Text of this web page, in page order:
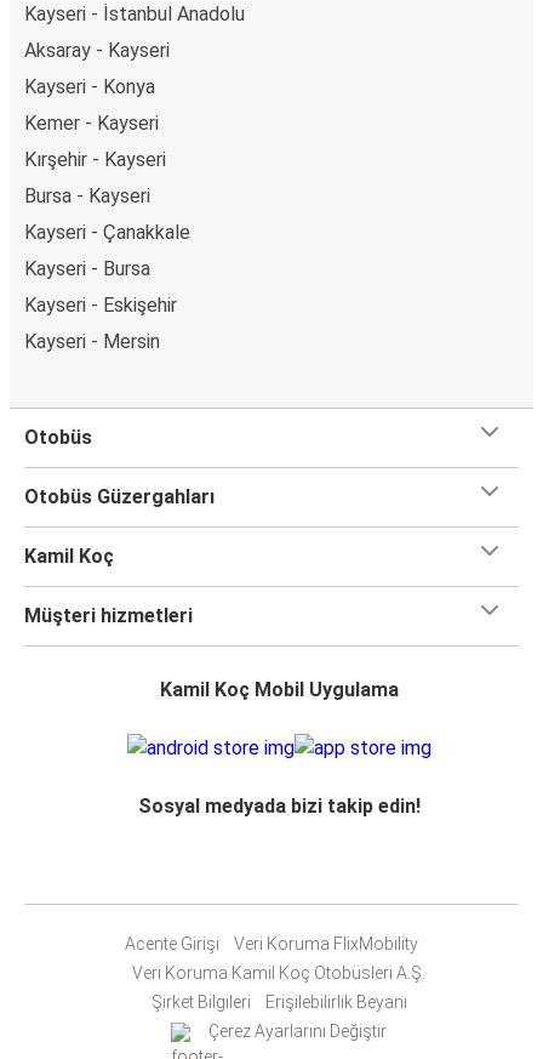
Kayseri - İstanbul Anadolu
Aksaray - Kayseri
Kayseri - Konya
Kemer - Kayseri
Kırşehir - Kayseri
Bursa - Kayseri
Kayseri - Çanakkale
Kayseri - Bursa
Kayseri - Eskişehir
Kayseri - Mersin
Otobüs
Otobüs Güzergahları
Kamil Koç
Müşteri hizmetleri
Kamil Koç Mobil Uygulama
Sosyal medyada bizi takip edin!
Acente Girişi
Veri Koruma FlixMobility
Veri Koruma Kamil Koç Otobüsleri A.Ş.
Şirket Bilgileri
Erişilebilirlik Beyanı
Çerez Ayarlarını Değiştir